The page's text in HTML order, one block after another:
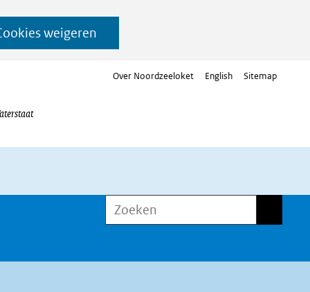
weigeren
Over Noordzeeloket English Sitemap
Zoeken